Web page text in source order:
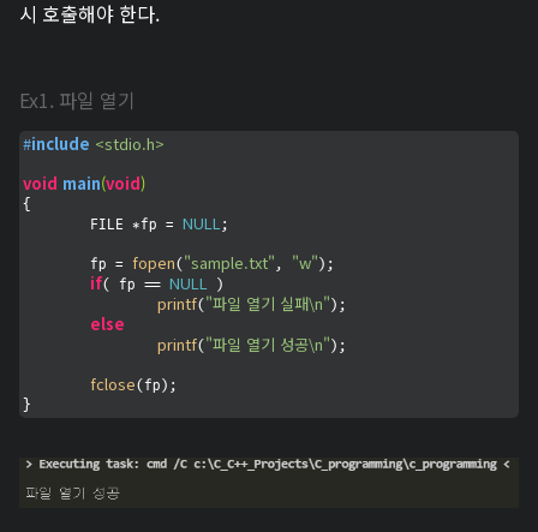
시 호출해야 한다.
Ex1. 파일 열기
#include <stdio.h>
void main(void)
{
	FILE *fp =
NULL;
	fp =
fopen( "sample.txt" , "w" );
if( fp == NULL )
printf( "파일 열기 실패\n" );
else
printf( "파일 열기 성공\n" );
fclose(fp);
}